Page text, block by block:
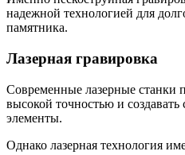
надежной технологией для
памятника.
Лазерная гравировка
Современные лазерные станки
высокой точностью и
элементы.
Однако лазерная технология